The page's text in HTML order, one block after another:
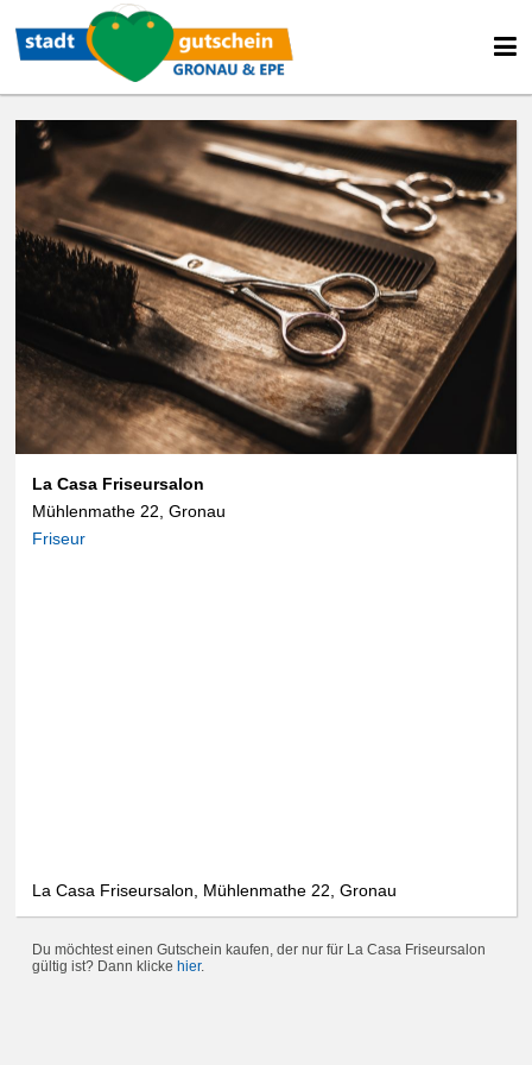
La Casa Friseursalon
Mühlenmathe 22, Gronau
Friseur
La Casa Friseursalon, Mühlenmathe 22, Gronau
Du möchtest einen Gutschein kaufen, der nur für La Casa Friseursalon
gültig ist? Dann klicke hier.